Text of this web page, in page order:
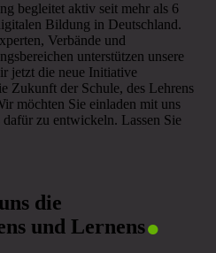
begleitet aktiv seit mehr als 6
Bildung in Deutschland.
Verbände und
unterstützen unsere
jetzt die neue Initiative
Zukunft der Schule, des Lehrens
möchten Sie einladen mit uns
dafür zu entwickeln. Lassen Sie
die
und Lernens.